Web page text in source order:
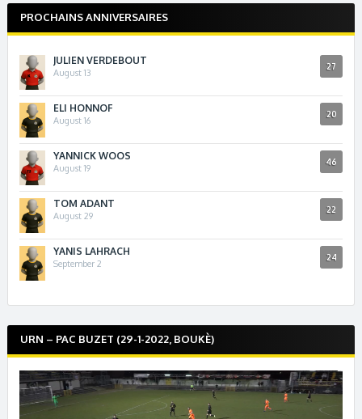
PROCHAINS ANNIVERSAIRES
JULIEN VERDEBOUT 27
August 13
ELI HONNOF 20
August 16
YANNICK WOOS 46
August 19
TOM ADANT 22
August 29
YANIS LAHRACH 24
September 2
URN – PAC BUZET (29-1-2022, BOUKÈ)
Lecteur
vidéo